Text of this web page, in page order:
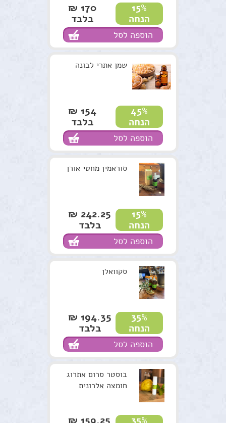
15%
הנחה
170 ₪
בלבד
הוספה לסל
שמן אתרי לבונה
45%
הנחה
154 ₪
בלבד
הוספה לסל
סוראמין מחטי אורן
15%
הנחה
242.25 ₪
בלבד
הוספה לסל
סקוואלן
35%
הנחה
194.35 ₪
בלבד
הוספה לסל
בוסטר סרום אתרוג
חומצה אלרונית
159.25 ₪